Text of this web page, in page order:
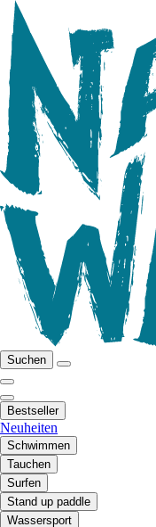
Suchen
Bestseller
Neuheiten
Schwimmen
Tauchen
Surfen
Stand up paddle
Wassersport